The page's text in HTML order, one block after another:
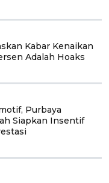
Kabar Kenaikan
Adalah Hoaks
Purbaya
Siapkan Insentif